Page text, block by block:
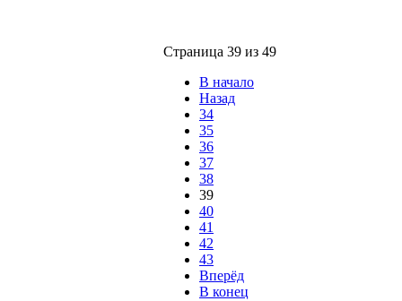
Страница 39 из 49
В начало
Назад
34
35
36
37
38
39
40
41
42
43
Вперёд
В конец